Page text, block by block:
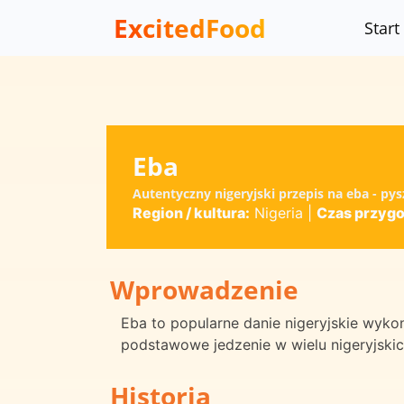
ExcitedFood Start
Eba
Autentyczny nigeryjski przepis na eba -
Region / kultura: Nigeria Czas
Wprowadzenie
Eba to popularne danie nigeryjskie
podstawowe jedzenie w wielu
Historia